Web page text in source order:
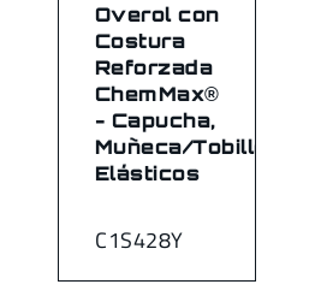
C1S428Y
Overol con
Costura
Reforzada
ChemMax®
- Capucha,
Muñeca/Tobillo
Elásticos